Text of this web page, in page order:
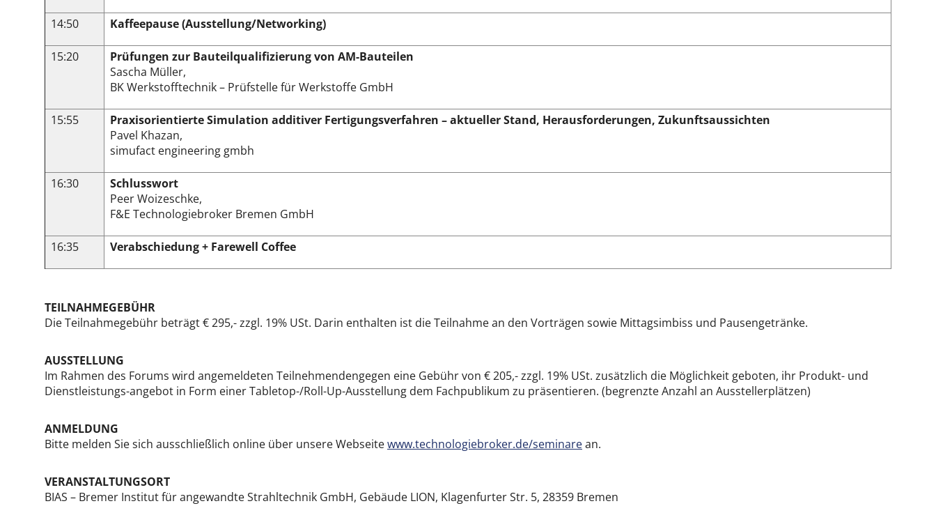
14:50 Kaffeepause (Ausstellung/Networking)
15:20
Prüfungen zur Bauteilqualifizierung von AM-Bauteilen
Sascha Müller,
BK Werkstofftechnik – Prüfstelle für Werkstoffe GmbH
15:55
Praxisorientierte Simulation additiver Fertigungsverfahren – aktueller Stand, Herausforderungen, Zukunftsaussichten
Pavel Khazan,
simufact engineering gmbh
16:30
Schlusswort
Peer Woizeschke,
F&E Technologiebroker Bremen GmbH
16:35 Verabschiedung + Farewell Coffee
TEILNAHMEGEBÜHR
Die Teilnahmegebühr beträgt € 295,- zzgl. 19% USt. Darin enthalten ist die Teilnahme an den Vorträgen sowie Mittagsimbiss und Pausengetränke.
AUSSTELLUNG
Im Rahmen des Forums wird angemeldeten Teilnehmendengegen eine Gebühr von € 205,- zzgl. 19% USt. zusätzlich die Möglichkeit geboten, ihr Produkt- und
Dienstleistungs-angebot in Form einer Tabletop-/Roll-Up-Ausstellung dem Fachpublikum zu präsentieren. (begrenzte Anzahl an Ausstellerplätzen)
ANMELDUNG
Bitte melden Sie sich ausschließlich online über unsere Webseitewww.technologiebroker.de/seminarean.
VERANSTALTUNGSORT
BIAS – Bremer Institut für angewandte Strahltechnik GmbH, Gebäude LION, Klagenfurter Str. 5, 28359 Bremen